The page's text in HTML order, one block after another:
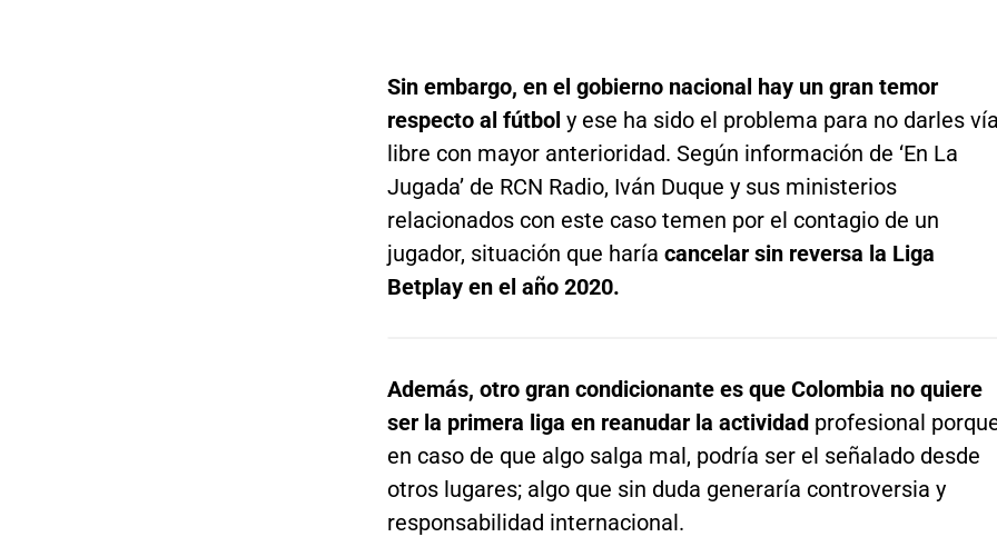
Sin embargo, en el gobierno nacional hay un gran temor
respecto al fútbol y ese ha sido el problema para no darles
libre con mayor anterioridad. Según información de ‘En La
Jugada’ de RCN Radio, Iván Duque y sus ministerios
relacionados con este caso temen por el contagio de un
jugador, situación que haría cancelar sin reversa la Liga
Betplay en el año 2020.
Además, otro gran condicionante es que Colombia no quiere
ser la primera liga en reanudar la actividad profesional
en caso de que algo salga mal, podría ser el señalado desde
otros lugares; algo que sin duda generaría controversia y
responsabilidad internacional.